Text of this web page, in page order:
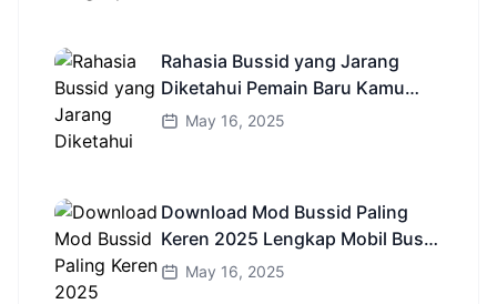
Rahasia Bussid yang Jarang
Diketahui Pemain Baru Kamu
Wajib Coba!
May 16, 2025
Download Mod Bussid Paling
Keren 2025 Lengkap Mobil Bus
dan Truk HD
May 16, 2025